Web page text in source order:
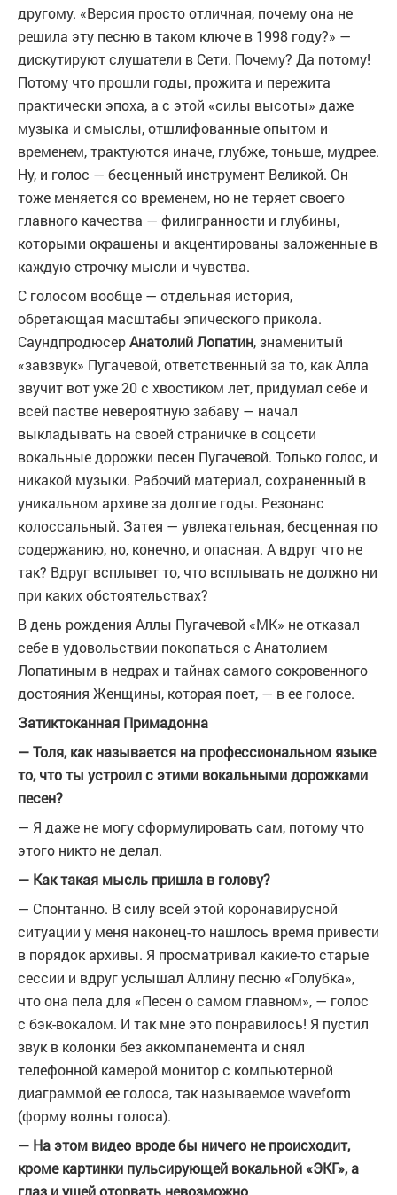
другому. «Версия просто отличная, почему она не
решила эту песню в таком ключе в 1998 году?» —
дискутируют слушатели в Сети. Почему? Да потому!
Потому что прошли годы, прожита и пережита
практически эпоха, а с этой «силы высоты» даже
музыка и смыслы, отшлифованные опытом и
временем, трактуются иначе, глубже, тоньше, мудрее.
Ну, и голос — бесценный инструмент Великой. Он
тоже меняется со временем, но не теряет своего
главного качества — филигранности и глубины,
которыми окрашены и акцентированы заложенные в
каждую строчку мысли и чувства.
С голосом вообще — отдельная история,
обретающая масштабы эпического прикола.
СаундпродюсерАнатолий Лопатин, знаменитый
«завзвук» Пугачевой, ответственный за то, как Алла
звучит вот уже 20 с хвостиком лет, придумал себе и
всей пастве невероятную забаву — начал
выкладывать на своей страничке в соцсети
вокальные дорожки песен Пугачевой. Только голос, и
никакой музыки. Рабочий материал, сохраненный в
уникальном архиве за долгие годы. Резонанс
колоссальный. Затея — увлекательная, бесценная по
содержанию, но, конечно, и опасная. А вдруг что не
так? Вдруг всплывет то, что всплывать не должно ни
при каких обстоятельствах?
В день рождения Аллы Пугачевой «МК» не отказал
себе в удовольствии покопаться с Анатолием
Лопатиным в недрах и тайнах самого сокровенного
достояния Женщины, которая поет, — в ее голосе.
Затиктоканная Примадонна
— Толя, как называется на профессиональном языке
то, что ты устроил с этими вокальными дорожками
песен?
— Я даже не могу сформулировать сам, потому что
этого никто не делал.
— Как такая мысль пришла в голову?
— Спонтанно. В силу всей этой коронавирусной
ситуации у меня наконец-то нашлось время привести
в порядок архивы. Я просматривал какие-то старые
сессии и вдруг услышал Аллину песню «Голубка»,
что она пела для «Песен о самом главном», — голос
с бэк-вокалом. И так мне это понравилось! Я пустил
звук в колонки без аккомпанемента и снял
телефонной камерой монитор с компьютерной
диаграммой ее голоса, так называемое waveform
(форму волны голоса).
— На этом видео вроде бы ничего не происходит,
кроме картинки пульсирующей вокальной «ЭКГ», а
глаз и ушей оторвать невозможно…